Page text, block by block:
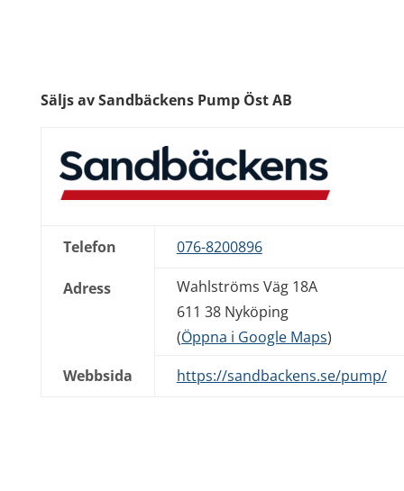
Säljs av Sandbäckens Pump Öst AB
Telefon 076-8200896
Adress
Wahlströms Väg 18A
611 38 Nyköping
(Öppna i Google Maps)
Webbsida
https://sandbackens.se/pump/